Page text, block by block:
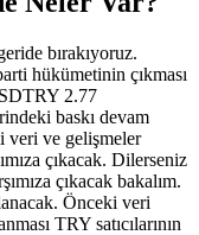
bırakıyoruz.
hükümetinin çıkması
2.77
baskı devam
veri ve gelişmeler
çıkacak. Dilerseniz
çıkacak bakalım.
Önceki veri
TRY satıcılarının